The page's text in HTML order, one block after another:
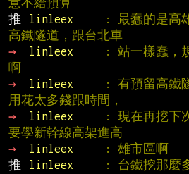
意不給預算
推
linleex
: 最蠢的是高
高鐵隧道，跟台北車
→
linleex
: 站一樣蠢，
啊
→
linleex
: 有預留高鐵
用花太多錢跟時間，
→
linleex
: 現在再挖下
要學新幹線高架進高
→
linleex : 雄市區啊
推
linleex
: 台鐵挖那麼